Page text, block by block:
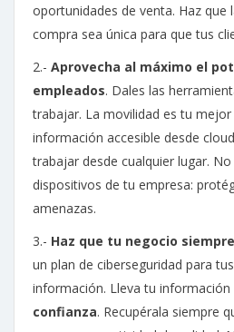
oportunidades de venta. Haz que
compra sea única para que tus
2.- Aprovecha al máximo el
empleados. Dales las
trabajar. La movilidad es tu
información accesible desde
trabajar desde cualquier lugar.
dispositivos de tu empresa:
amenazas.
3.- Haz que tu negocio
un plan de ciberseguridad para
información. Lleva tu información
confianza. Recupérala siempre